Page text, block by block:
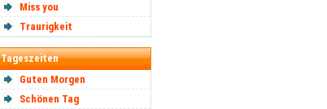
Miss you
Traurigkeit
Tageszeiten
Guten Morgen
Schönen Tag